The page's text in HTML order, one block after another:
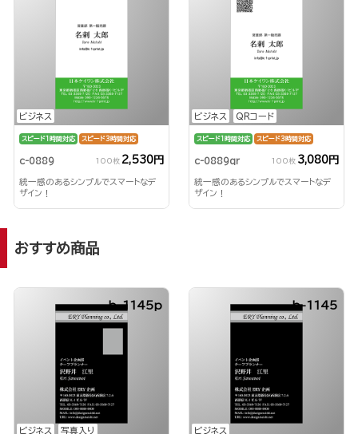
ビジネス
スピード1時間対応 スピード3時間対応
c-0889 100枚 2,530円
統一感のあるシンプルでスマートなデ
ザイン！
ビジネス QRコード
スピード1時間対応 スピード3時間対応
c-0889qr 100枚 3,080円
統一感のあるシンプルでスマートなデ
ザイン！
おすすめ商品
ビジネス 写真入り
b-1145p
ビジネス
b-1145